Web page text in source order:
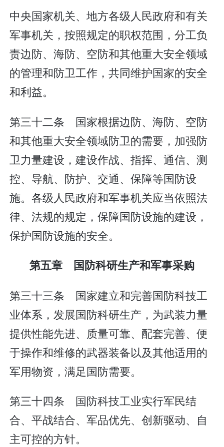
中央国家机关、地方各级人民政府和有关
军事机关，按照规定的职权范围，分工负
责边防、海防、空防和其他重大安全领域
的管理和防卫工作，共同维护国家的安全
和利益。
第三十二条 国家根据边防、海防、空防
和其他重大安全领域防卫的需要，加强防
卫力量建设，建设作战、指挥、通信、测
控、导航、防护、交通、保障等国防设
施。各级人民政府和军事机关应当依照法
律、法规的规定，保障国防设施的建设，
保护国防设施的安全。
第五章 国防科研生产和军事采购
第三十三条 国家建立和完善国防科技工
业体系，发展国防科研生产，为武装力量
提供性能先进、质量可靠、配套完善、便
于操作和维修的武器装备以及其他适用的
军用物资，满足国防需要。
第三十四条 国防科技工业实行军民结
合、平战结合、军品优先、创新驱动、自
主可控的方针。